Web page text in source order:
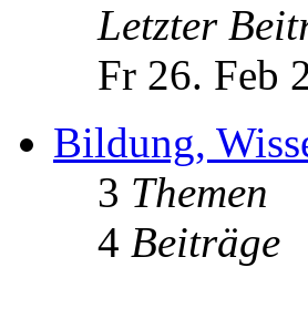
Letzter
Fr 26. Feb
Bildung,
3 Themen
4 Beiträge